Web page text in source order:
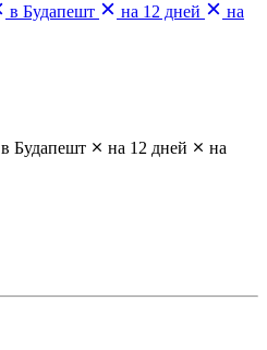
в Будапешт на 12 дней
на
в Будапешт на 12 дней
на